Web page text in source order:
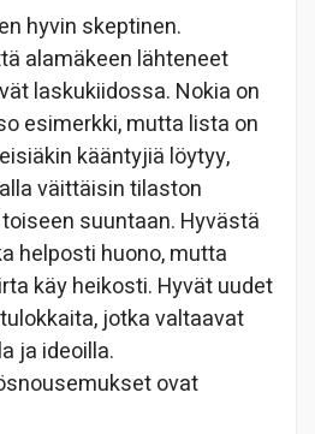
hyvin skeptinen.
alamäkeen lähteneet
laskukiidossa. Nokia on
esimerkki, mutta lista on
kääntyjiä löytyy,
väittäisin tilaston
suuntaan. Hyvästä
helposti huono, mutta
käy heikosti. Hyvät uudet
jotka valtaavat
ja ideoilla.
ovat